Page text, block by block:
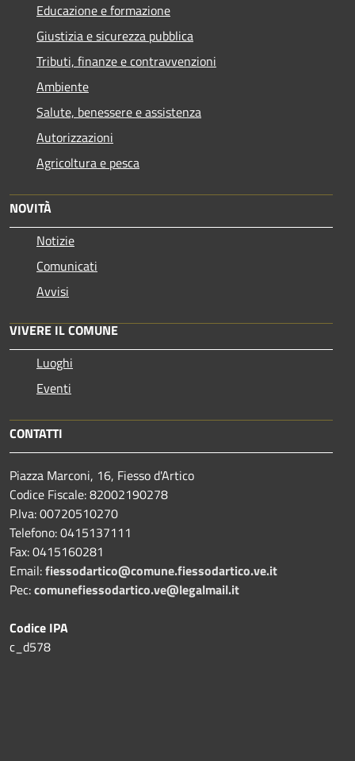
Educazione e formazione
Giustizia e sicurezza pubblica
Tributi, finanze e contravvenzioni
Ambiente
Salute, benessere e assistenza
Autorizzazioni
Agricoltura e pesca
NOVITÀ
Notizie
Comunicati
Avvisi
VIVERE IL COMUNE
Luoghi
Eventi
CONTATTI
Piazza Marconi, 16, Fiesso d'Artico
Codice Fiscale: 82002190278
P.Iva: 00720510270
Telefono:0415137111
Fax:0415160281
Email:fiessodartico@comune.fiessodartico.ve.it
Pec:comunefiessodartico.ve@legalmail.it
Codice IPA
c_d578